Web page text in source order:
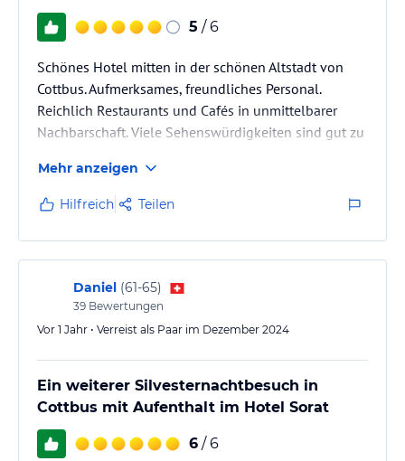
Wireless LAN kostenfrei
Hinweis: Allgemeine und unverbindliche
Hoteliers-/Veranstalter-/Kataloginformationen. Alle Angaben
ohne Gewähr und ohne Prüfung durch HolidayCheck. Bitte
Angebotsdetails
jeweiligen Veranstalters.
5 / 6
Schönes Hotel mitten in der schönen Altstadt von
Cottbus. Aufmerksames, freundliches Personal.
Reichlich Restaurants und Cafés in unmittelbarer
Nachbarschaft. Viele Sehenswürdigkeiten sind gut zu
Mehr anzeigen
Hilfreich Teilen
Daniel (61-65)
39 Bewertungen
Vor 1 Jahr • Verreist als Paar im Dezember 2024
Ein weiterer Silvesternachtbesuch in
Cottbus mit Aufenthalt im Hotel Sorat
6 / 6